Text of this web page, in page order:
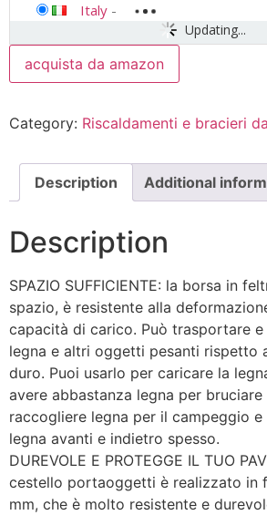
Updating...
Italy -
acquista da amazon
Category: Riscaldamenti e bracieri
Description Additional
Description
SPAZIO SUFFICIENTE: la borsa in
spazio, è resistente alla
capacità di carico. Può trasportare e
legna e altri oggetti pesanti rispetto
duro. Puoi usarlo per caricare la
avere abbastanza legna per
raccogliere legna per il campeggio
legna avanti e indietro spesso.
DUREVOLE E PROTEGGE IL TUO
cestello portaoggetti è realizzato in
mm, che è molto resistente e